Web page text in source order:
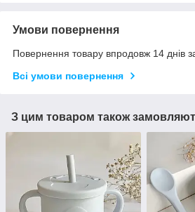
Умови повернення
Повернення товару впродовж 14 днів
Всі умови повернення
З цим товаром також